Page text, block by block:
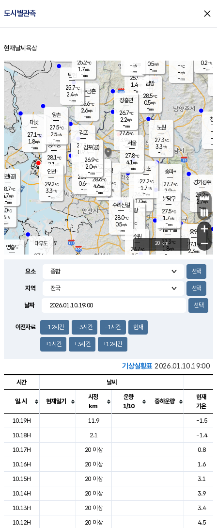
도시별관측 close
홈
현재날씨 육상
의도
℃
m/s
mm
영흥도
양주
25.9℃
1.4
-mm
과천
26.3℃
1.0m/s
- mm
용인
27.1℃
2.3m/s
경기광주
25.2℃
2.7m/s
-mm
2.7m/s
대부도
27.6
경서동
28.1℃
2.1 m/s
-mm
파주금촌
26.6℃
2.6m/s
-mm
-℃
-m/s
-mm
대곶
27.1℃
1.8m/s
-mm
창
-
-m/
-
탄현
25.7℃
2.4m/s
-mm
0.2m/s
-mm
의왕
- ℃
m/s
mm
김포
27.3℃
0.9 m/s
mm
광명
28.6 ℃
2.2 m/s
-mm
부천
28.7℃
0.6m/s
-mm
양촌
27.5℃
2.5m/s
-mm
구로
28.6℃
4.6m/s
-mm
은평
27.6℃
3.9 m/s
- mm
노원
27.3℃
3.3m/s
-mm
송파*
27.7℃
2.9m/s
-mm
서초
27.2℃
1.7m/s
-mm
남방
28.5℃
0.5m/s
-mm
기흥구갈
27.3℃
1.8m/s
-
수리산길
28.0℃
0.5m/s
-mm
분당구
27.5℃
1.7m/s
-mm
장흥면
26.7℃
2.2m/s
-mm
-m/s
-mm
인천(공)
28.7℃
4.7m/s
-mm
김포(공)
26.9℃
2.0m/s
-mm
수원
28.7℃
2.5 m/s
인천
29.2℃
3.3m/s
-mm
서울
27.8℃
4.1 m/s
-mm
25.2℃
1.7m/s
-mm
0.5m/s
-mm
+
−
20 km
요소
지역
날짜
이전자료 -12시간 -3시간 -1시간 현재
+1시간 +3시간 +12시간
기상실황표 2026.01.10.19:00
도시별 기상실황표로 지점, 날씨, 기온, 강수, 바람, 기압등을 안내한 표입
시간 날씨
일.시 현재일기
시정
km
운량
1/10
중하운량
현재
기온
10.19H
11.9
-1.5
10.18H
2.1
-1.4
10.17H
20 이상
0.8
10.16H
20 이상
1.6
10.15H
20 이상
3.1
10.14H
20 이상
3.9
10.13H
20 이상
3.4
10.12H
20 이상
4.5